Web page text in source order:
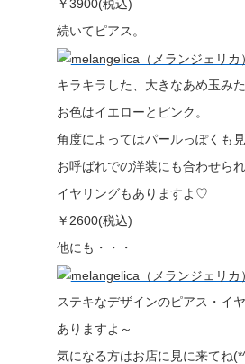
￥3900(税込)
続いてピアス。
キラキラした、大きなあめ玉み
お色はイエローとピンク。
角度によってはパールっぽくも
お呼ばれでの洋装にも合わせられ
イヤリングもありますよ♡
￥2600(税込)
他にも・・・
ステキなデザインのピアス・イ
ありますよ～
気になる方はお店に見に来てね